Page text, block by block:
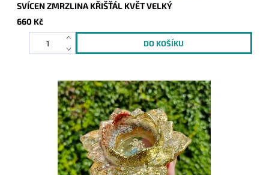
SVÍCEN ZMRZLINA KŘIŠŤÁL KVĚT VELKÝ
660 Kč